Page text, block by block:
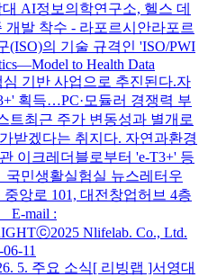
AI정보의학연구소, 헬스 데
개발 착수 - 라포르시안라포르
(ISO)의 기술 규격인 'ISO/PWI
to Health Data
심 기반 사업으로 추진된다.자
획득…PC·모듈러 경쟁력 부
트최근 주가 변동성과 별개로
받겠다는 취지다. 자연과환경
이크레더블로부터 'e-T3+' 등
민생활실험실 뉴스레터우
앙로 101, 대전창업허브 4층
E-mail :
Nlifelab. Co., Ltd.
11
5. 주요 소식[ 리빙랩 ]서영대